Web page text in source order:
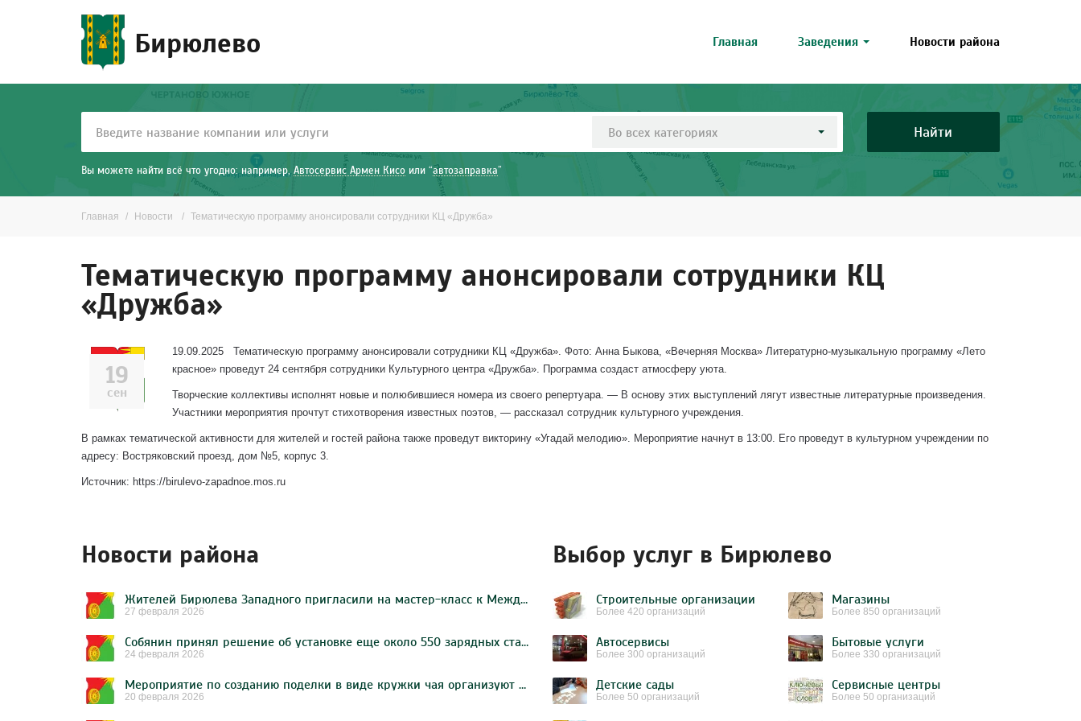
Бирюлево Главная Заведения Новости района
Во всех категориях Найти
Вы можете найти всё что угодно: например, Автосервис Армен Кисо или “автозаправка”
Главная Новости Тематическую программу анонсировали сотрудники КЦ «Дружба»
Тематическую программу анонсировали сотрудники КЦ
«Дружба»
19
сен
19.09.2025 Тематическую программу анонсировали сотрудники КЦ «Дружба». Фото: Анна Быкова, «Вечерняя Москва» Литературно-музыкальную программу «Лето
красное» проведут 24 сентября сотрудники Культурного центра «Дружба». Программа создаст атмосферу уюта.
Творческие коллективы исполнят новые и полюбившиеся номера из своего репертуара. — В основу этих выступлений лягут известные литературные произведения.
Участники мероприятия прочтут стихотворения известных поэтов, — рассказал сотрудник культурного учреждения.
В рамках тематической активности для жителей и гостей района также проведут викторину «Угадай мелодию». Мероприятие начнут в 13:00. Его проведут в культурном учреждении по
адресу: Востряковский проезд, дом №5, корпус 3.
Источник: https://birulevo-zapadnoe.mos.ru
Новости района
Жителей Бирюлева Западного пригласили на мастер-класс к Международному женскому дню от активистов молодежной палаты
27 февраля 2026
Собянин принял решение об установке еще около 550 зарядных станций для авто
24 февраля 2026
Мероприятие по созданию поделки в виде кружки чая организуют в КЦ «Дружба»
20 февраля 2026
Выбор услуг в Бирюлево
Строительные организации
Более 420 организаций
Магазины
Более 850 организаций
Автосервисы
Более 300 организаций
Бытовые услуги
Более 330 организаций
Детские сады
Более 50 организаций
Сервисные центры
Более 50 организаций